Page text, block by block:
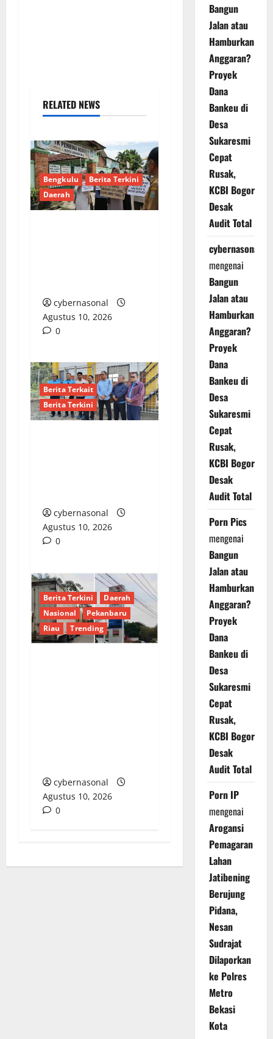
RELATED NEWS
Bengkulu
Berita Terkini
Daerah
cybernasonal
Agustus 10, 2026
0
Berita Terkait
Berita Terkini
cybernasonal
Agustus 10, 2026
0
Berita Terkini
Daerah
Nasional
Pekanbaru
Riau
Trending
cybernasonal
Agustus 10, 2026
0
Bangun
Jalan atau
Hamburkan
Anggaran?
Proyek
Dana
Bankeu di
Desa
Sukaresmi
Cepat
Rusak,
KCBI Bogor
Desak
Audit Total
cybernasonal
mengenai
Bangun
Jalan atau
Hamburkan
Anggaran?
Proyek
Dana
Bankeu di
Desa
Sukaresmi
Cepat
Rusak,
KCBI Bogor
Desak
Audit Total
Porn Pics
mengenai
Bangun
Jalan atau
Hamburkan
Anggaran?
Proyek
Dana
Bankeu di
Desa
Sukaresmi
Cepat
Rusak,
KCBI Bogor
Desak
Audit Total
Porn IP
mengenai
Arogansi
Pemagaran
Lahan
Jatibening
Berujung
Pidana,
Nesan
Sudrajat
Dilaporkan
ke Polres
Metro
Bekasi
Kota